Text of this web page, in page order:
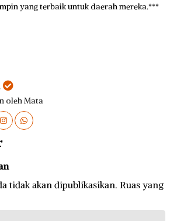
yang terbaik untuk daerah mereka.***
oleh Mata
tidak akan dipublikasikan. Ruas yang